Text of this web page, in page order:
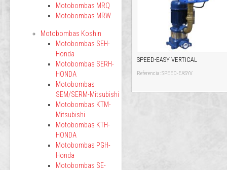
SPEED-EASY VERTICAL
Referencia: SPEED-EASYV
Motobombas MRQ
Motobombas MRW
Motobombas Koshin
Motobombas SEH-
Honda
Motobombas SERH-
HONDA
Motobombas
SEM/SERM-Mitsubishi
Motobombas KTM-
Mitsubishi
Motobombas KTH-
HONDA
Motobombas PGH-
Honda
Motobombas SE-